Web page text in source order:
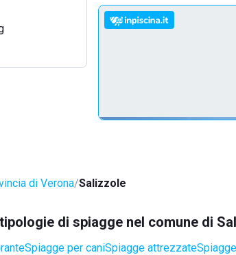
di Verona Salizzole
di spiagge nel comune di
Spiagge per caniSpiagge attrezzate